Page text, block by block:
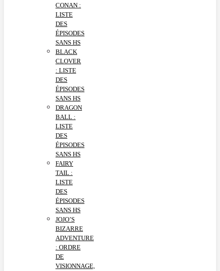
CONAN :
LISTE
DES
ÉPISODES
SANS HS
BLACK
CLOVER
: LISTE
DES
ÉPISODES
SANS HS
DRAGON
BALL :
LISTE
DES
ÉPISODES
SANS HS
FAIRY
TAIL :
LISTE
DES
ÉPISODES
SANS HS
JOJO’S
BIZARRE
ADVENTURE
: ORDRE
DE
VISIONNAGE,